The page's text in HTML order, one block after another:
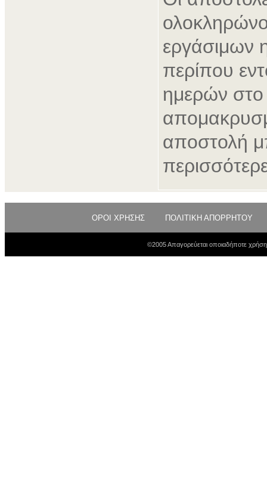
εργάσιμων
περίπου
ημερών στο
αποστολή
ΟΡΟΙ ΧΡΗΣΗΣ ΠΟΛΙΤΙΚΗ ΑΠΟΡΡΗΤΟΥ
©2005 Απαγορεύεται οποιαδήποτε